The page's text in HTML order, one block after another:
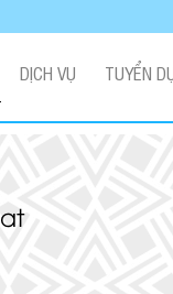
DỊCH VỤ TUYỂN